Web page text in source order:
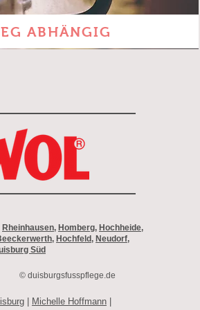
ABHÄNGIG
© duisburgsfusspflege.de
Rheinhausen, Homberg, Hochheide,
, Hochfeld, Neudorf,
Süd
Michelle Hoffmann